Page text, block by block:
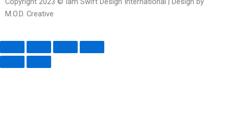
M.O.D. Creative